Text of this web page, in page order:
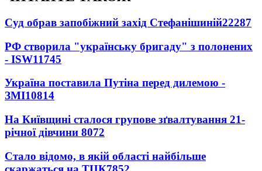
Суд обрав запобіжний захід Стефанішиній22287
РФ створила "українську бригаду" з полонених
- ISW11745
Україна поставила Путіна перед дилемою -
ЗМІ10814
На Київщині сталося групове зґвалтування 21-
річної дівчини 8072
Стало відомо, в якій області найбільше